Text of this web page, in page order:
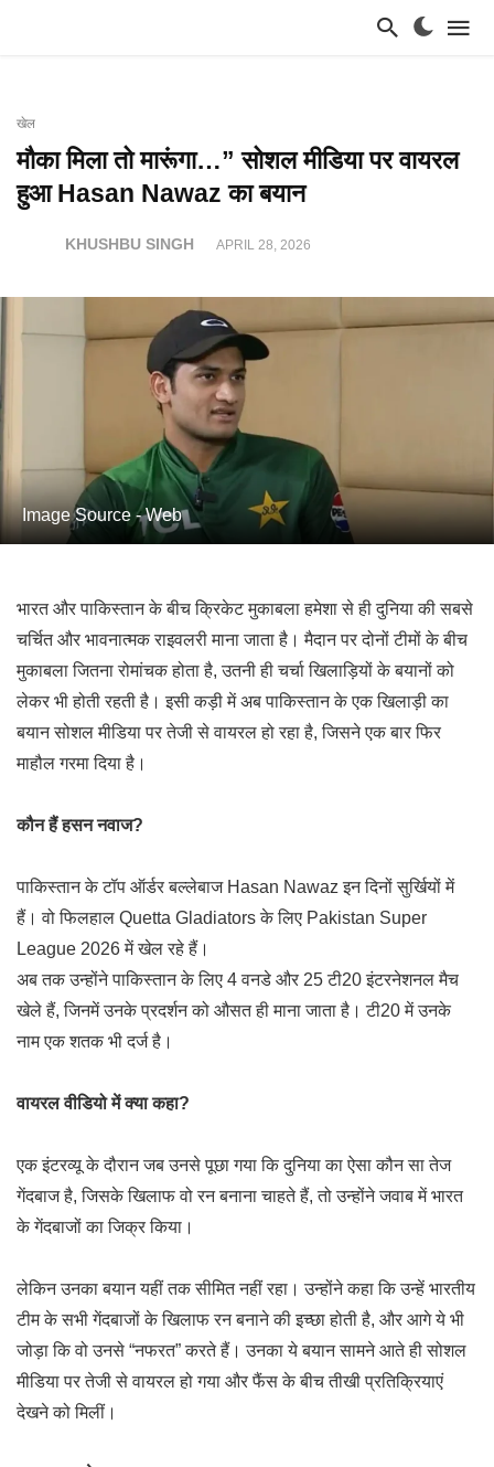
खेल
मौका मिला तो मारूंगा…” सोशल मीडिया पर वायरल
हुआ Hasan Nawaz का बयान
KHUSHBU SINGH APRIL 28, 2026
Image Source - Web
भारत और पाकिस्तान के बीच क्रिकेट मुकाबला हमेशा से ही दुनिया की सबसे
चर्चित और भावनात्मक राइवलरी माना जाता है। मैदान पर दोनों टीमों के बीच
मुकाबला जितना रोमांचक होता है, उतनी ही चर्चा खिलाड़ियों के बयानों को
लेकर भी होती रहती है। इसी कड़ी में अब पाकिस्तान के एक खिलाड़ी का
बयान सोशल मीडिया पर तेजी से वायरल हो रहा है, जिसने एक बार फिर
माहौल गरमा दिया है।
कौन हैं हसन नवाज?
पाकिस्तान के टॉप ऑर्डर बल्लेबाज Hasan Nawaz इन दिनों सुर्खियों में
हैं। वो फिलहाल Quetta Gladiatorsके लिए Pakistan Super
League 2026 में खेल रहे हैं।
अब तक उन्होंने पाकिस्तान के लिए 4 वनडे और 25 टी20 इंटरनेशनल मैच
खेले हैं, जिनमें उनके प्रदर्शन को औसत ही माना जाता है। टी20 में उनके
नाम एक शतक भी दर्ज है।
वायरल वीडियो में क्या कहा?
एक इंटरव्यू के दौरान जब उनसे पूछा गया कि दुनिया का ऐसा कौन सा तेज
गेंदबाज है, जिसके खिलाफ वो रन बनाना चाहते हैं, तो उन्होंने जवाब में भारत
के गेंदबाजों का जिक्र किया।
लेकिन उनका बयान यहीं तक सीमित नहीं रहा। उन्होंने कहा कि उन्हें भारतीय
टीम के सभी गेंदबाजों के खिलाफ रन बनाने की इच्छा होती है, और आगे ये भी
जोड़ा कि वो उनसे “नफरत” करते हैं। उनका ये बयान सामने आते ही सोशल
मीडिया पर तेजी से वायरल हो गया और फैंस के बीच तीखी प्रतिक्रियाएं
देखने को मिलीं।